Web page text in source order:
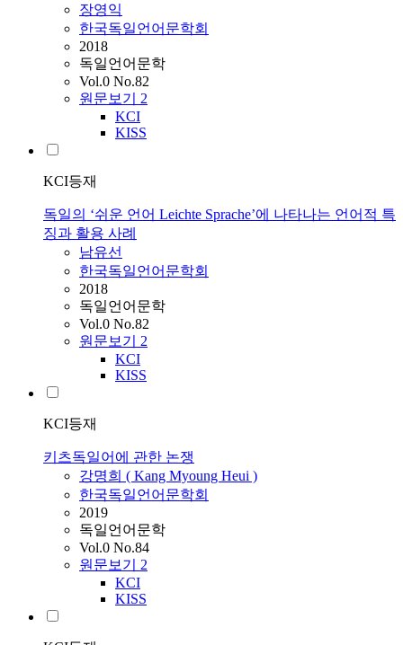
장영익
한국독일언어문학회
2018
독일언어문학
Vol.0 No.82
원문보기 2
KCI
KISS
KCI등재
독일의 ‘쉬운 언어 Leichte Sprache’에 나타나는 언어적 특
징과 활용 사례
남유선
한국독일언어문학회
2018
독일언어문학
Vol.0 No.82
원문보기 2
KCI
KISS
KCI등재
키츠독일어에 관한 논쟁
강명희 ( Kang Myoung Heui )
한국독일언어문학회
2019
독일언어문학
Vol.0 No.84
원문보기 2
KCI
KISS